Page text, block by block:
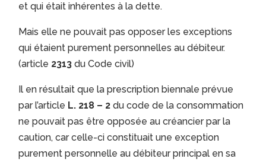
et qui était inhérentes à la dette.
Mais elle ne pouvait pas opposer les exceptions
qui étaient purement personnelles au débiteur.
(article 2313du Code civil)
Il en résultait que la prescription biennale prévue
par l’article L. 218 – 2du code de la consommation
ne pouvait pas être opposée au créancier par la
caution, car celle-ci constituait une exception
purement personnelle au débiteur principal en sa